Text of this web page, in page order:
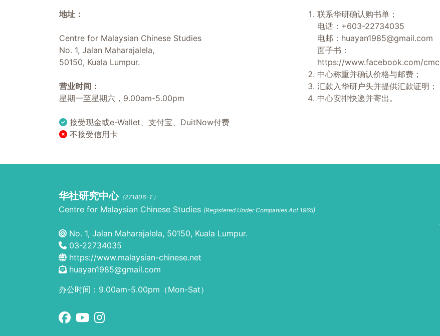
地址：
Centre for Malaysian Chinese Studies
No. 1, Jalan Maharajalela,
50150, Kuala Lumpur.
营业时间：
星期一至星期六，9.00am-5.00pm
接受现金或e-Wallet、支付宝、DuitNow付费
不接受信用卡
联系华研确认购书单；
电话：+603-22734035
电邮： huayan1985@gmail.com
面子书：
https://www.facebook.com/
中心称重并确认价格与邮费；
汇款入华研户头并提供汇款证明；
中心安排快递并寄出。
华社研究中心（271806-T）
Centre for Malaysian Chinese Studies (Registered Under Companies Act 1965)
No. 1, Jalan Maharajalela, 50150, Kuala Lumpur.
03-22734035
https://www.malaysian-chinese.net
huayan1985@gmail.com
办公时间：9.00am-5.00pm（Mon-Sat）